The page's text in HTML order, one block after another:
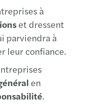
à
et dressent
parviendra à
leur confiance.
en
.